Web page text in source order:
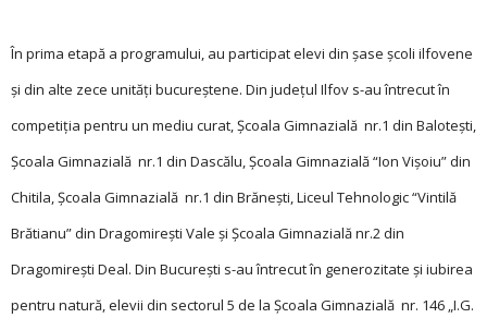
În prima etapă a programului, au participat elevi din șase școli ilfovene
și din alte zece unități bucureștene. Din județul Ilfov s-au întrecut în
competiția pentru un mediu curat, Şcoala Gimnazială nr.1 din Baloteşti,
Şcoala Gimnazială nr.1 din Dascălu, Şcoala Gimnazială “Ion Vişoiu” din
Chitila, Şcoala Gimnazială nr.1 din Brăneşti, Liceul Tehnologic “Vintilă
Brătianu” din Dragomirești Vale și Şcoala Gimnazială nr.2 din
Dragomirești Deal. Din București s-au întrecut în generozitate și iubirea
pentru natură, elevii din sectorul 5 de la Școala Gimnazială nr. 146 „I.G.